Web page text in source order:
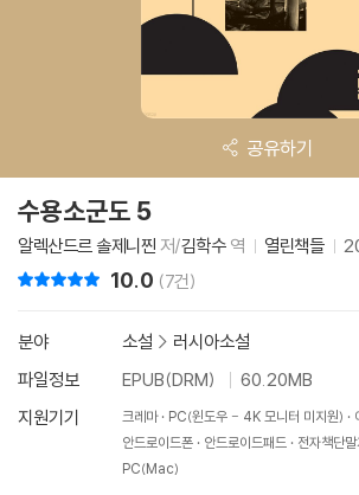
공유하기
수용소군도 5
알렉산드르 솔제니찐 저/김학수역 열린책들
10.0 (7건)
분야 소설 > 러시아소설
파일정보
EPUB(DRM)
60.20MB
지원기기
크레마 PC(윈도우 - 4K 모니터 미지원)
안드로이드폰
안드로이드패드
전자책단
PC(Mac)